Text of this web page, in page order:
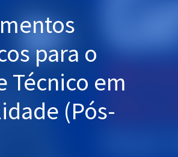
para o
Técnico em
(Pós-